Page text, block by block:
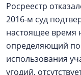
Росреестр
2016-м суд
настоящее время
определяющий
использования
угодий,